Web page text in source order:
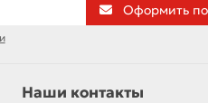
Оформить
Наши контакты